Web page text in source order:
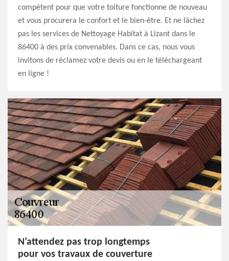
compétent pour que votre toiture fonctionne de nouveau
et vous procurera le confort et le bien-être. Et ne lâchez
pas les services de Nettoyage Habitat à Lizant dans le
86400 à des prix convenables. Dans ce cas, nous vous
invitons de réclamez votre devis ou en le téléchargeant
en ligne !
N’attendez pas trop longtemps
pour vos travaux de couverture